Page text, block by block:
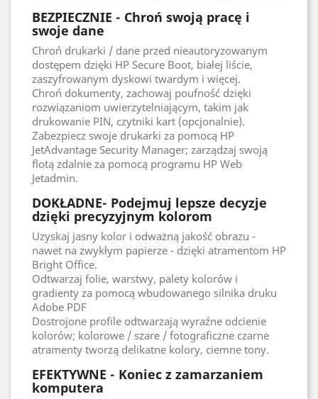
BEZPIECZNIE - Chroń swoją pracę i
swoje dane
Chroń drukarki / dane przed nieautoryzowanym
dostępem dzięki HP Secure Boot, białej liście,
zaszyfrowanym dyskowi twardym i więcej.
Chroń dokumenty, zachowaj poufność dzięki
rozwiązaniom uwierzytelniającym, takim jak
drukowanie PIN, czytniki kart (opcjonalnie).
Zabezpiecz swoje drukarki za pomocą HP
JetAdvantage Security Manager; zarządzaj swoją
flotą zdalnie za pomocą programu HP Web
Jetadmin.
DOKŁADNE- Podejmuj lepsze decyzje
dzięki precyzyjnym kolorom
Uzyskaj jasny kolor i odważną jakość obrazu -
nawet na zwykłym papierze - dzięki atramentom HP
Bright Office.
Odtwarzaj folie, warstwy, palety kolorów i
gradienty za pomocą wbudowanego silnika druku
Adobe PDF
Dostrojone profile odtwarzają wyraźne odcienie
kolorów; kolorowe / szare / fotograficzne czarne
atramenty tworzą delikatne kolory, ciemne tony.
EFEKTYWNE - Koniec z zamarzaniem
komputera